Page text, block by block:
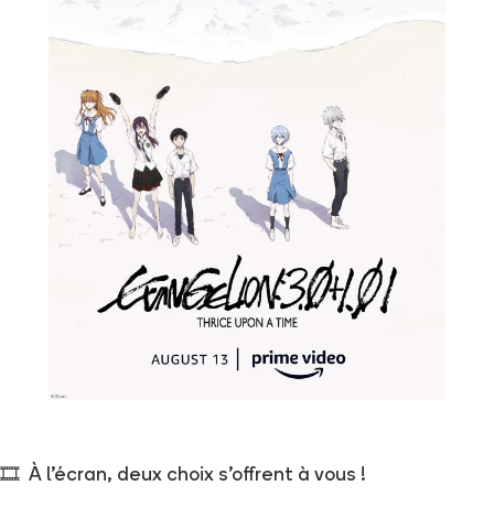
🎞 À l’écran, deux choix s’offrent à vous !